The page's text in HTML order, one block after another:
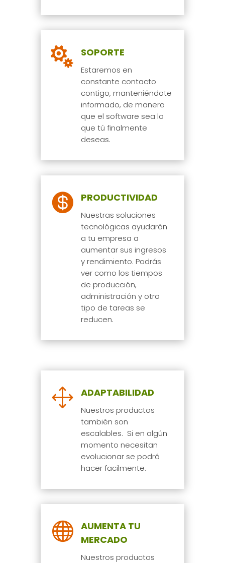
 SOPORTE
Estaremos en
constante contacto
contigo, manteniéndote
informado, de manera
que el software sea lo
que tú finalmente
deseas.
 PRODUCTIVIDAD
Nuestras soluciones
tecnológicas ayudarán
a tu empresa a
aumentar sus ingresos
y rendimiento. Podrás
ver como los tiempos
de producción,
administración y otro
tipo de tareas se
reducen.
1 ADAPTABILIDAD
Nuestros productos
también son
escalables. Si en algún
momento necesitan
evolucionar se podrá
hacer facilmente.

AUMENTA TU
MERCADO
Nuestros productos